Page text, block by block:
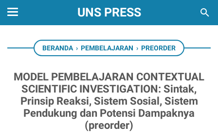
UNS PRESS
BERANDA › PEMBELAJARAN › PREORDER
MODEL PEMBELAJARAN CONTEXTUAL
SCIENTIFIC INVESTIGATION: Sintak,
Prinsip Reaksi, Sistem Sosial, Sistem
Pendukung dan Potensi Dampaknya
(preorder)